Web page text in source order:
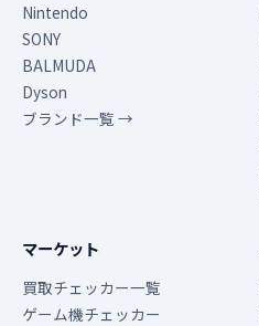
Nintendo
SONY
BALMUDA
Dyson
ブランド一覧 →
マーケット
買取チェッカー一覧
ゲーム機チェッカー